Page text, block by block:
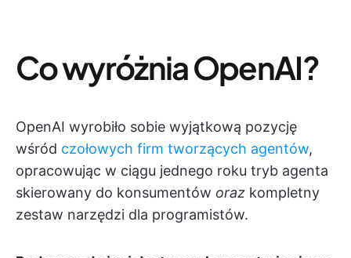
Co wyróżnia OpenAI?
OpenAI wyrobiło sobie wyjątkową pozycję
wśród czołowych firm tworzących agentów,
opracowując w ciągu jednego roku tryb agenta
skierowany do konsumentów oraz kompletny
zestaw narzędzi dla programistów.